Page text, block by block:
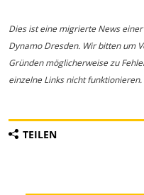
Dies ist eine migrierte News
Dynamo Dresden. Wir bitten um
Gründen möglicherweise zu
einzelne Links nicht funktionieren.
TEILEN